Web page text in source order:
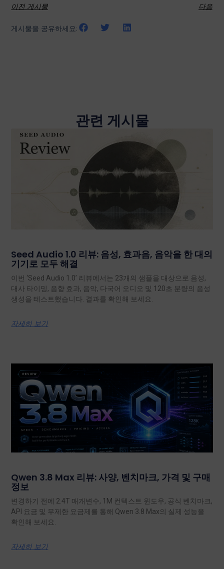
이전 게시물 다음
게시물을 공유하세요:
관련 게시물
Seed Audio 1.0 리뷰: 음성, 효과음, 음악을 한 대의
기기로 모두 해결
이번 ‘Seed Audio 1.0’ 리뷰에서는 23개의 샘플을 대상으로 음성,
대사 타이밍, 음향 효과, 음악, 다국어 오디오 및 120초 분량의 음성
생성을 테스트했습니다. 결과를 확인해 보세요.
자세히 보기
Qwen 3.8 Max 리뷰: 사양, 벤치마크, 가격 및 구매
정보
변경하기 전에 2.4T 매개변수, 1M 컨텍스트 윈도우, 공식 벤치마크,
API 요금 및 무제한 요금제를 통해 Qwen 3.8 Max의 실제 성능을
확인해 보세요.
자세히 보기